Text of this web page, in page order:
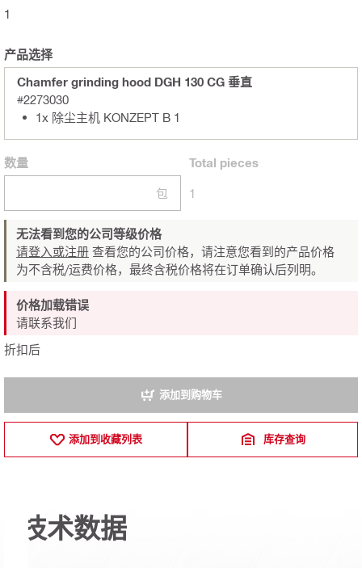
1
产品选择
Chamfer grinding hood DGH 130 CG 垂直
#2273030
1x 除尘主机 KONZEPT B 1
数量
包
Total pieces
1
无法看到您的公司等级价格
请登入或注册 查看您的公司价格，请注意您看到的产品价格
为不含税/运费价格，最终含税价格将在订单确认后列明。
折扣后
价格加载错误
请联系我们
添加到购物车
添加到收藏列表 库存查询
技术数据